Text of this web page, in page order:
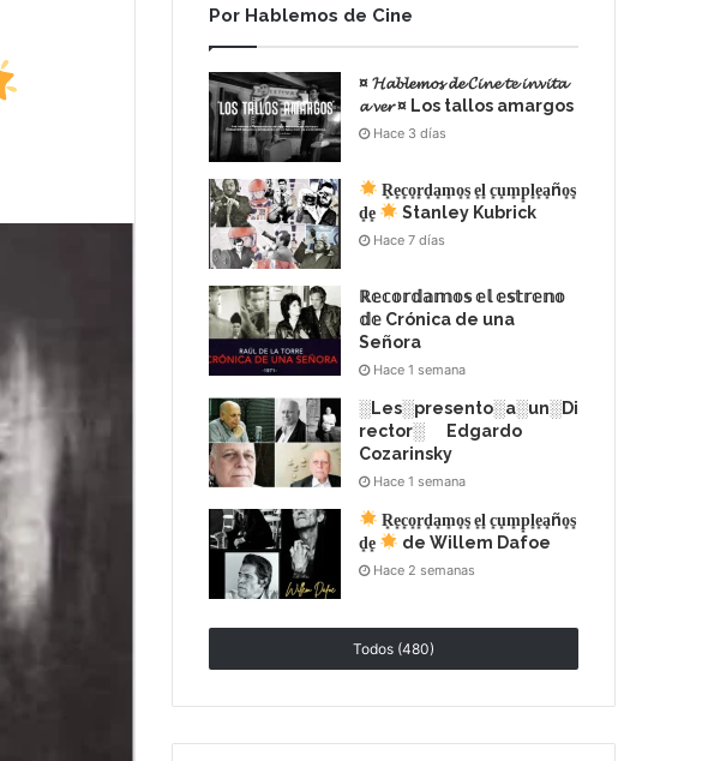
Por Hablemos de Cine
¤ 𝓗𝓪𝓫𝓵𝓮𝓶𝓸𝓼 𝓭𝓮 𝓒𝓲𝓷𝓮 𝓽𝓮 𝓲𝓷𝓿𝓲𝓽𝓪
𝓪 𝓿𝓮𝓻 ¤ Los tallos amargos
Hace 3 días
R͙e͙c͙o͙r͙d͙a͙m͙o͙s͙ e͙l͙ c͙u͙m͙p͙l͙e͙a͙ño͙s͙
d͙e͙
Stanley Kubrick
Hace 7 días
ℝ𝕖𝕔𝕠𝕣𝕕𝕒𝕞𝕠𝕤 𝕖𝕝 𝕖𝕤𝕥𝕣𝕖𝕟𝕠
𝕕𝕖 Crónica de una
Señora
Hace 1 semana
░Les░presento░a░un░Di
rector░ Edgardo
Cozarinsky
Hace 1 semana
R͙e͙c͙o͙r͙d͙a͙m͙o͙s͙ e͙l͙ c͙u͙m͙p͙l͙e͙a͙ño͙s͙
d͙e͙
de Willem Dafoe
Hace 2 semanas
Todos (480)